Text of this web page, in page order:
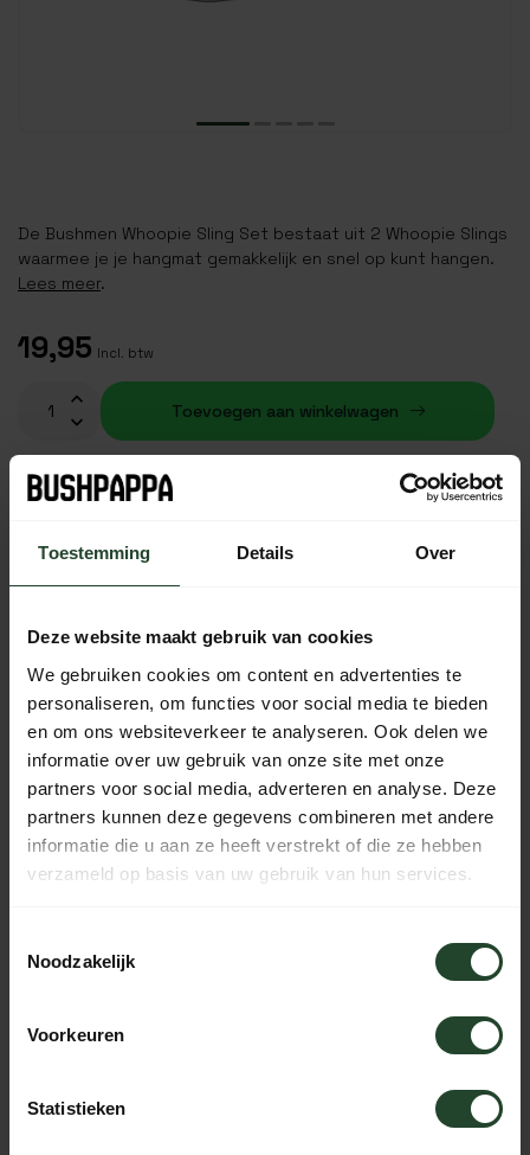
Toestemming Details Over
Deze website maakt gebruik van cookies
We gebruiken cookies om content en advertenties te
personaliseren, om functies voor social media te bieden
en om ons websiteverkeer te analyseren. Ook delen we
informatie over uw gebruik van onze site met onze
partners voor social media, adverteren en analyse. Deze
partners kunnen deze gegevens combineren met andere
informatie die u aan ze heeft verstrekt of die ze hebben
verzameld op basis van uw gebruik van hun services.
Noodzakelijk
Voorkeuren
Statistieken
De Bushmen Whoopie Sling Set bestaat uit 2 Whoopie Slings
waarmee je je hangmat gemakkelijk en snel op kunt hangen.
Lees meer.
19,95 Incl. btw
Toevoegen aan winkelwagen
Op voorraad (7)
Gratis verzending vanaf € 90,- (NL, BE & DE)
Ma t/m Vr voor 17:00 besteld, dezelfde dag verzonden
Iedere dag bereikbaar van 10:00 tot 20:00 via de chat,
telefoon of email
PRODUCTOMSCHRIJVING
Neem contact op, onze medewerkers